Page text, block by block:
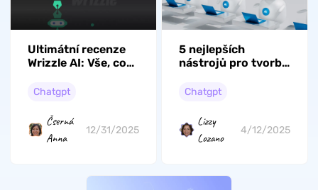
Ultimátní recenze
Wrizzle AI: Vše, co
Chatgpt
Čserná
Anna
12/31/2025
5 nejlepších
nástrojů pro tvorbu
inteligencí pro
produktivity
Chatgpt
Lizzy
Lozano
4/12/2025